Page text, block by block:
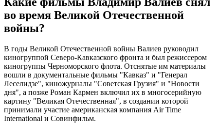
во время Великой Отечественной
войны?
В годы Великой Отечественной войны Валиев руководил
киногруппой Северо-Кавказского фронта и был режиссером
киногруппы Черноморского флота. Отснятые им материалы
вошли в документальные фильмы "Кавказ" и "Генерал
Леселидзе", киножурналы "Советская Грузия" и "Новости
дня", а позже Роман Кармен включил их в многосерийную
картину "Великая Отечественная", в создании которой
принимали участие американская компания Air Time
International и Совинфильм.